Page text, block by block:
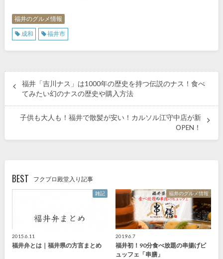
福井のグルメ情報
成和
福井市
福井「吉川ナス」は1000年の歴史を持つ伝説のナス！食べ
てみたい幻のナスの歴史や購入方法
子供も大人も！福井で散髪が安い！カルソル江守中店が新
OPEN！
BEST フクブロ殿堂入り記事
雑記
2015.6.11
福井弁とは｜福井県の方言まとめ
福井のグルメ情報
2019.6.7
福井初！90分食べ放題の串揚げビ
ュッフェ「串膳」